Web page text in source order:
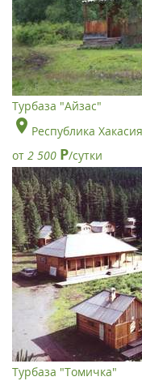
Турбаза "Айзас"
Республика Хакасия
от 2 500 Р/сутки
Турбаза "Томичка"